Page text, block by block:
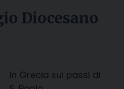
Diocesano
In Grecia sui passi di